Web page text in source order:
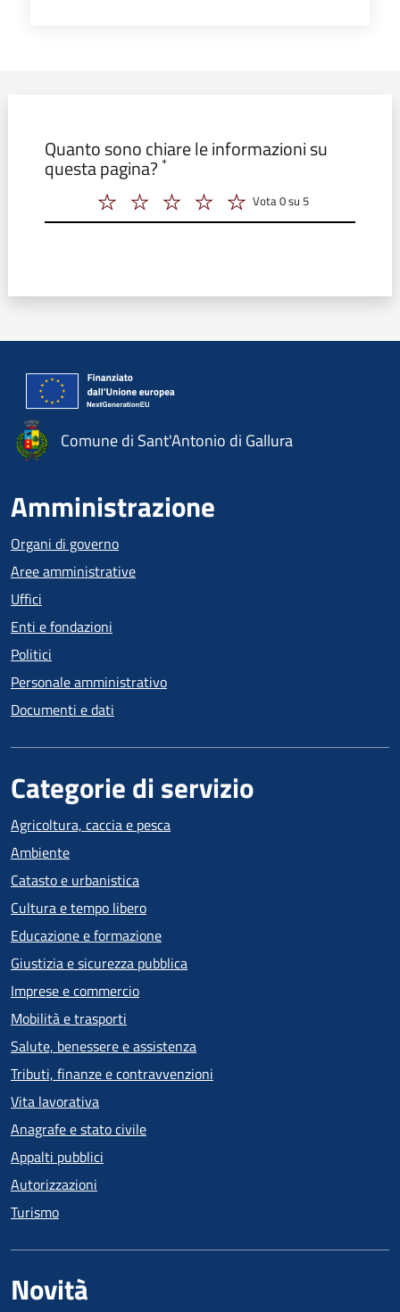
Quanto sono chiare le informazioni su
questa pagina? *
Vota 2 su 5
Vota 3 su 5
Vota 4 su 5
Vota 5 su 5
Vota 6 su 5
Vota 0 su 5
Comune di Sant'Antonio di Gallura
Amministrazione
Organi di governo
Aree amministrative
Uffici
Enti e fondazioni
Politici
Personale amministrativo
Documenti e dati
Categorie di servizio
Agricoltura, caccia e pesca
Ambiente
Catasto e urbanistica
Cultura e tempo libero
Educazione e formazione
Giustizia e sicurezza pubblica
Imprese e commercio
Mobilità e trasporti
Salute, benessere e assistenza
Tributi, finanze e contravvenzioni
Vita lavorativa
Anagrafe e stato civile
Appalti pubblici
Autorizzazioni
Turismo
Novità